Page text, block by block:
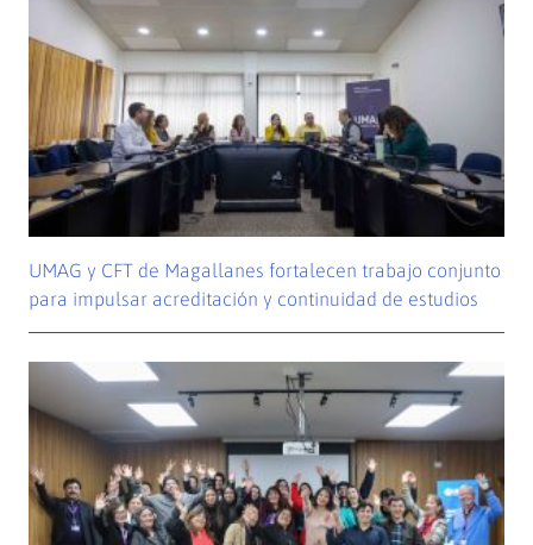
UMAG y CFT de Magallanes fortalecen trabajo conjunto
para impulsar acreditación y continuidad de estudios